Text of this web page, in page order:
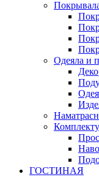
Одеяла и
ГОСТИНАЯ